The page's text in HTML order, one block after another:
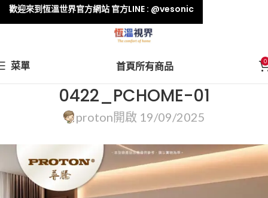
菜單 首頁所有商品 0
0422_PCHOME-01
proton開啟 19/09/2025
歡迎來到恆溫世界官方網站 官方LINE : @vesonic